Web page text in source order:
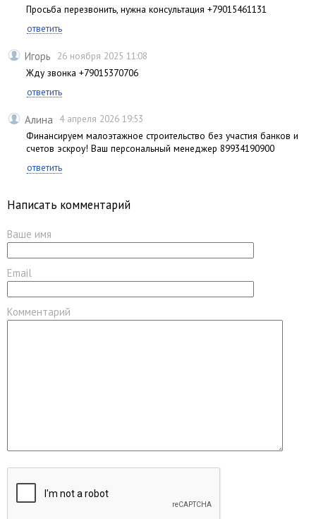
Просьба перезвонить, нужна консультация +79015461131
ответить
Игорь
26 ноября 2025 11:08
Жду звонка +79015370706
ответить
Алина
4 апреля 2026 19:53
Финансируем малоэтажное строительство без участия банков и
счетов эскроу! Ваш персональный менеджер 89934190900
ответить
Написать комментарий
Ваше имя
Email
Комментарий